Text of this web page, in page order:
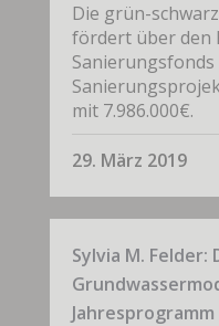
Die grün-
fördert über den
Sanierungsfonds
mit 7.986.000€.
29. März 2019
Sylvia M. Felder:
Jahresprogramm